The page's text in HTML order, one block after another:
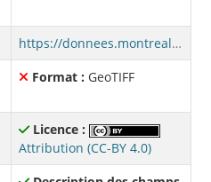
https://donnees.montreal.ca/fr/dataset/8e0625c0-c013-40d1-a4f7-5f4ba0c59f48/resource/15c8ac6a-7cac-45ef-8cdd-b96dca578cb4/download/surfaces-minerales-vegetales-2022-orthophoto-arrondissement-cote-des-neiges-notre-dame-de-grace.zip
Format : GeoTIFF
Licence :
Attribution (CC-BY 4.0)